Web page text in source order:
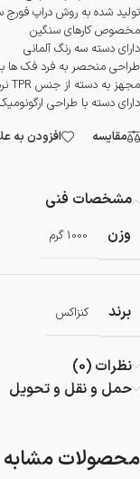
تولید شده به روش دراپ
مخصوص کارهای سنگین
دارای دسته سه رنگ آلمانی
طراحی منحصر به فرد فک ها با
مجهز به دسته از جنس TPR نرم و ضد لغزش با قابلیت بیشینه باز شوی
دارای دسته با طراحی
مقایسه
افزودن به
مشخصات فنی
وزن
1000 گرم
برند کنزاکس
نظرات (0)
حمل و نقل و تحویل
محصولات مشابه